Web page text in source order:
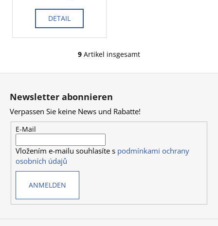
DETAIL
S
e
r
e
m
d
e
9 Artikel insgesamt
F
Newsletter abonnieren
Verpassen Sie keine News und Rabatte!
E-Mail
Vložením e-mailu souhlasíte s podmínkami ochrany
osobních údajů
ANMELDEN